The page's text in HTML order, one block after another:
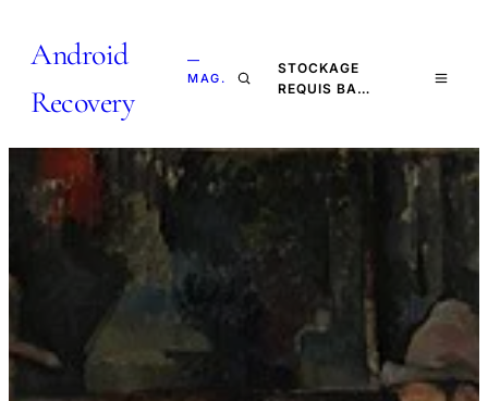
Android
Recovery
—
MAG.
STOCKAGE
REQUIS BA…